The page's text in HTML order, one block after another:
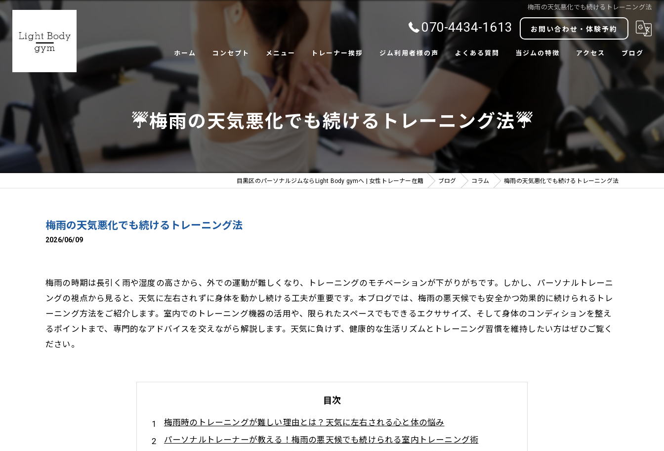
梅雨の天気悪化でも続けるトレーニング法
070-4434-1613 お問い合わせ・体験予約
ホーム コンセプト メニュー トレーナー挨拶 ジム利用者様の声 よくある質問 当ジムの特徴
ボディメイク
中目黒駅近
アクセス ブログ
コラム
☔梅雨の天気悪化でも続けるトレーニング法☔
目黒区のパーソナルジムならLight Body gymへ | 女性トレーナー在籍 ブログ コラム 梅雨の天気悪化でも続けるトレーニング法
梅雨の天気悪化でも続けるトレーニング法
2026/06/09
梅雨の時期は長引く雨や湿度の高さから、外での運動が難しくなり、トレーニングのモチベーションが下がりがちです。しかし、パーソナルトレーニ
ングの視点から見ると、天気に左右されずに身体を動かし続ける工夫が重要です。本ブログでは、梅雨の悪天候でも安全かつ効果的に続けられるトレ
ーニング方法をご紹介します。室内でのトレーニング機器の活用や、限られたスペースでもできるエクササイズ、そして身体のコンディションを整え
るポイントまで、専門的なアドバイスを交えながら解説します。天気に負けず、健康的な生活リズムとトレーニング習慣を維持したい方はぜひご覧く
ださい。
目次
梅雨時のトレーニングが難しい理由とは？天気に左右される心と体の悩み
パーソナルトレーナーが教える！梅雨の悪天候でも続けられる室内トレーニング術